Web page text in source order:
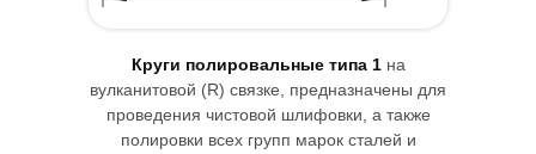
Круги полировальные типа 1 на
вулканитовой (R) связке, предназначены для
проведения чистовой шлифовки, а также
полировки всех групп марок сталей и